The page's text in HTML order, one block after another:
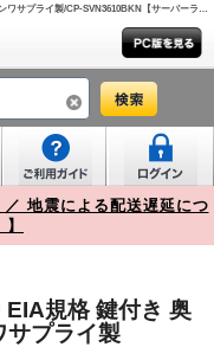
19インチサーバーラック 36U EIA規格 鍵付き 奥行き1000mm ブラック サンワサプライ製/CP-SVN3610BKN【サーバーラックストア】
地震による配送遅延につ
規格 鍵付き 奥
サプライ製